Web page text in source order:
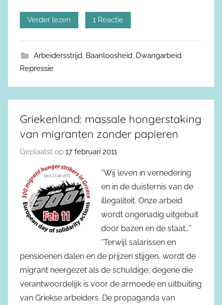
Verder lezen 1 Reactie
Arbeidersstrijd, Baanloosheid, Dwangarbeid,
Repressie
Griekenland: massale hongerstaking
van migranten zonder papieren
Geplaatst op 17 februari 2011
“Wij leven in vernedering
en in de duisternis van de
illegaliteit. Onze arbeid
wordt ongenadig uitgebuit
door bazen en de staat…”
“Terwijl salarissen en
pensioenen dalen en de prijzen stijgen, wordt de
migrant neergezet als de schuldige, degene die
verantwoordelijk is voor de armoede en uitbuiting
van Griekse arbeiders. De propaganda van